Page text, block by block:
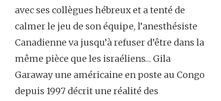
avec ses collègues hébreux et a tenté de
calmer le jeu de son équipe, l’anesthésiste
Canadienne va jusqu’à refuser d’être dans la
même pièce que les israéliens… Gila
Garaway une américaine en poste au Congo
depuis 1997 décrit une réalité des